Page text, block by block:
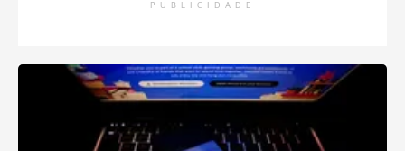
PUBLICIDADE